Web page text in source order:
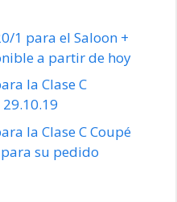
1 para el Saloon +
a partir de hoy
la Clase C
la Clase C Coupé
su pedido